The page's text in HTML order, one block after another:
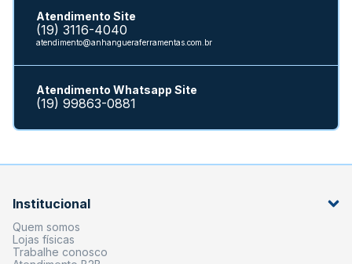
Atendimento Site
(19) 3116-4040
atendimento@anhangueraferramentas.com.br
Atendimento Whatsapp Site
(19) 99863-0881
Institucional
Quem somos
Lojas físicas
Trabalhe conosco